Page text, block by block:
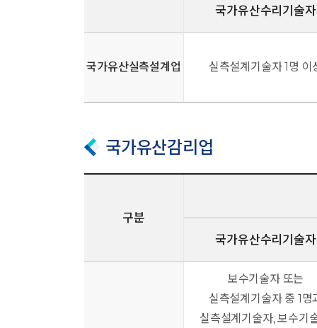
국가유산수리기술자
국가유산실측설계업 실측설계기술자 1명 이
국가유산감리업
구분
국가유산수리기술자
보수기술자 또는
실측설계기술자 중 1명
실측설계기술자, 보수기